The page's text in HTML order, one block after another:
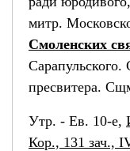
митр.
Смоленских
пресвитера.
Утр. - Ев. 10-е,
Кор., 131 зач.,